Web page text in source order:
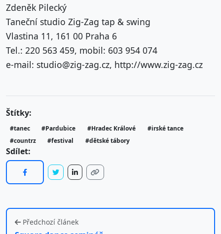
Zdeněk Pilecký
Taneční studio Zig-Zag tap & swing
Vlastina 11, 161 00 Praha 6
Tel.: 220 563 459, mobil: 603 954 074
e-mail: studio@zig-zag.cz, http://www.zig-zag.cz
Štítky:
#tanec #Pardubice #Hradec Králové
#irské tance
#countrz
#festival #dětské tábory
Sdílet:
Předchozí článek